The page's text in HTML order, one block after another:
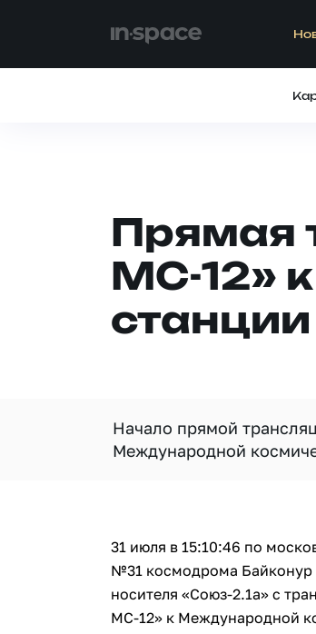
Прямая
МС-12»
станции
Начало прямой
Международной
31 июля в 15:10:46 по
№31 космодрома Байконур
носителя «Союз-2.1а» с
МС-12» к Международной